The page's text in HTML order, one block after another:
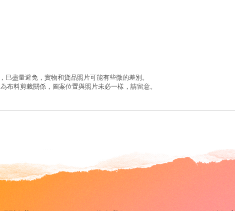
盡量避免，實物和貨品照片可能有些微的差別。
布料剪裁關係，圖案位置與照片未必一樣，請留意。